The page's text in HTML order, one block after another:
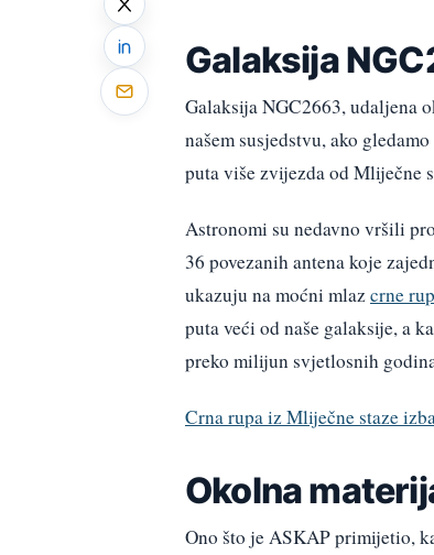
Galaksija
Galaksija NGC2663, udaljena
našem susjedstvu, ako
puta više zvijezda od Mliječne
Astronomi su nedavno vršili
36 povezanih antena koje
ukazuju na moćni mlazcrne
puta veći od naše galaksije, a
preko milijun svjetlosnih
Crna rupa iz Mliječne staze
Okolna
Ono što je ASKAP primijetio,